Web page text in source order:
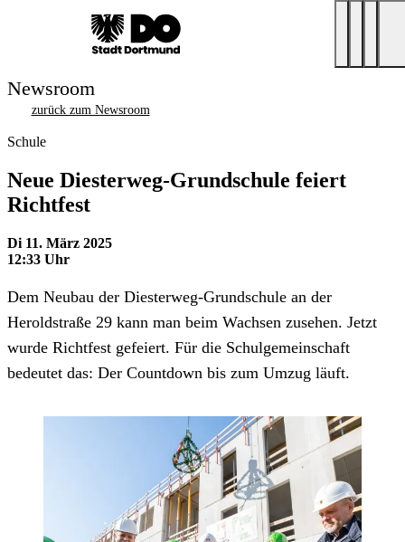
Newsroom
zurück zum Newsroom
Schule
Neue Diesterweg-Grundschule feiert
Richtfest
Di 11. März 2025
12:33 Uhr
Dem Neubau der Diesterweg-Grundschule an der
Heroldstraße 29 kann man beim Wachsen zusehen. Jetzt
wurde Richtfest gefeiert. Für die Schulgemeinschaft
bedeutet das: Der Countdown bis zum Umzug läuft.